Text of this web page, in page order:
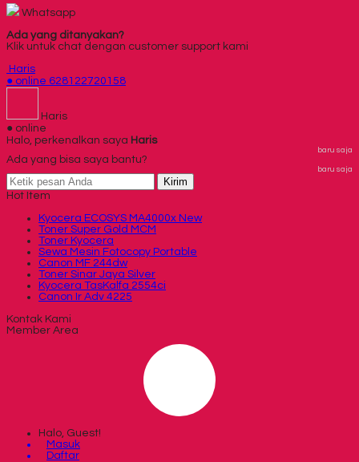
Whatsapp
Ada yang ditanyakan?
Klik untuk chat dengan customer support kami
Haris
● online 628122720158
Haris
● online
Halo, perkenalkan saya Haris
baru saja
Ada yang bisa saya bantu?
baru saja
Kirim
Hot Item
Kyocera ECOSYS MA4000x New
Toner Super Gold MCM
Toner Kyocera
Sewa Mesin Fotocopy Portable
Canon MF 244dw
Toner Sinar Jaya Silver
Kyocera TasKalfa 2554ci
Canon Ir Adv 4225
Kontak Kami
Member Area
Halo, Guest!
Masuk
Daftar